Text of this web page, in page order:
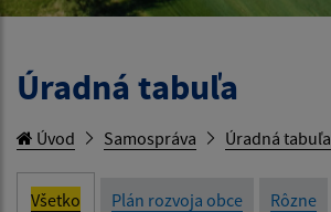
Úradná tabuľa
Úvod Samospráva Úradná tabuľa
Všetko Plán rozvoja obce Rôzne